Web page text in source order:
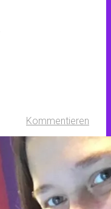
Kommentieren